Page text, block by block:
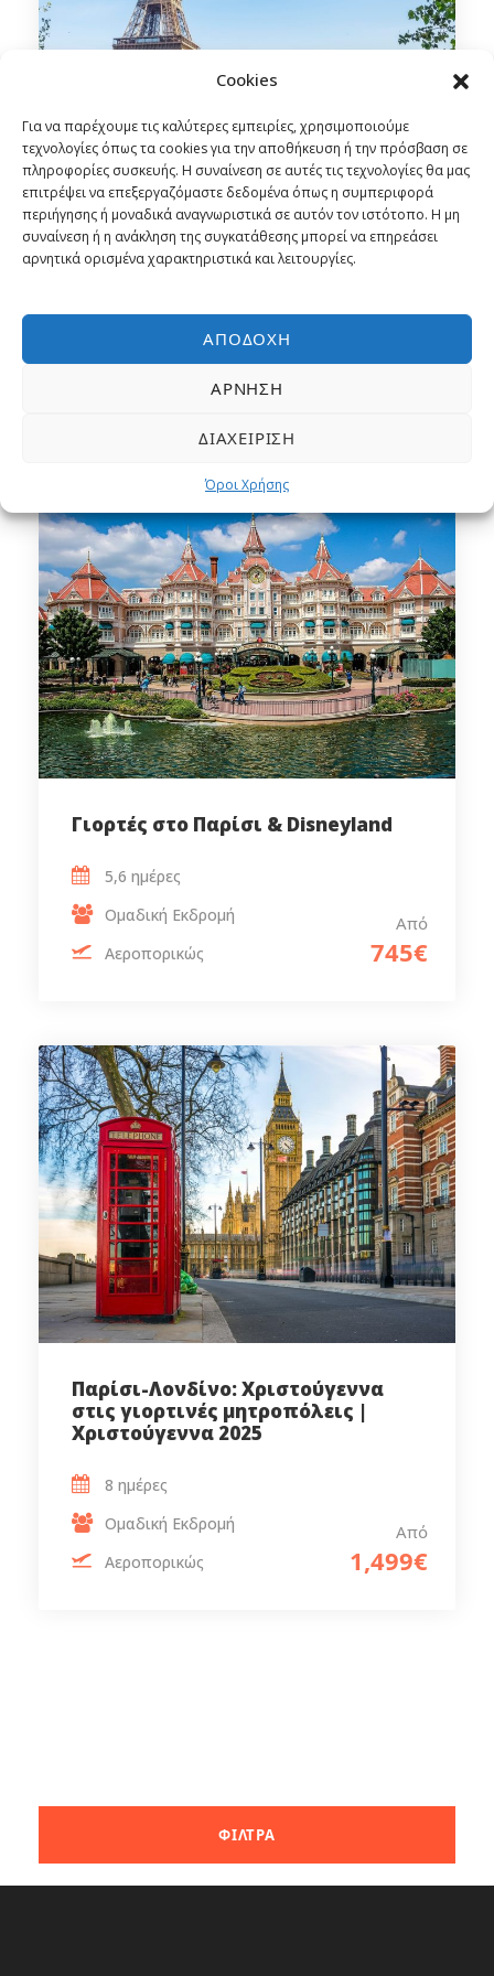
Cookies
Για να παρέχουμε τις καλύτερες εμπειρίες, χρησιμοποιούμε
τεχνολογίες όπως τα cookies για την αποθήκευση ή την πρόσβαση σε
πληροφορίες συσκευής. Η συναίνεση σε αυτές τις τεχνολογίες θα μας
επιτρέψει να επεξεργαζόμαστε δεδομένα όπως η συμπεριφορά
περιήγησης ή μοναδικά αναγνωριστικά σε αυτόν τον ιστότοπο. Η μη
συναίνεση ή η ανάκληση της συγκατάθεσης μπορεί να επηρεάσει
αρνητικά ορισμένα χαρακτηριστικά και λειτουργίες.
ΑΠΟΔΟΧΉ
ΆΡΝΗΣΗ
ΔΙΑΧΕΊΡΙΣΗ
Όροι Χρήσης
Ονειρικό Παρίσι – Aριστοκρατική
Νορμανδία & τα Κάστρα του
Λίγηρα με Air France | Ιούλιος –
Οκτώβριος 2025
5, 6 Ημέρες
Ομαδική Εκδρομή
Γιορτές στο Παρίσι & Disneyland
Από
745€
5,6 ημέρες
Ομαδική Εκδρομή
Αεροπορικώς
Παρίσι-Λονδίνο: Χριστούγεννα
στις γιορτινές μητροπόλεις |
Χριστούγεννα 2025
Από
1,499€
8 ημέρες
Ομαδική Εκδρομή
Αεροπορικώς